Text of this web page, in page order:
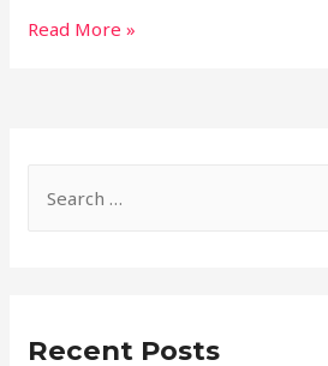
Top
Read More »
h
Recent Posts